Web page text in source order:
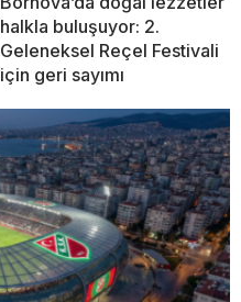
halkla buluşuyor: 2.
Geleneksel Reçel Festivali
için geri sayımı